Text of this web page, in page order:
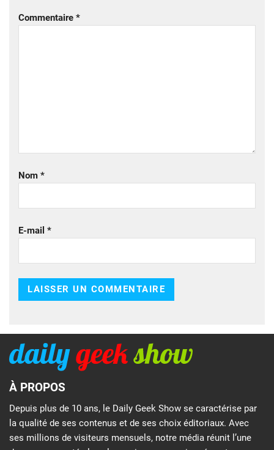
Commentaire *
Nom *
E-mail *
À PROPOS
Depuis plus de 10 ans, le Daily Geek Show se caractérise par
la qualité de ses contenus et de ses choix éditoriaux. Avec
ses millions de visiteurs mensuels, notre média réunit l’une